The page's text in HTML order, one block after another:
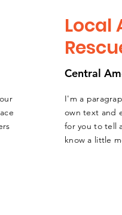
Local
Central
I'm a
own text and
for you to tell
know a little